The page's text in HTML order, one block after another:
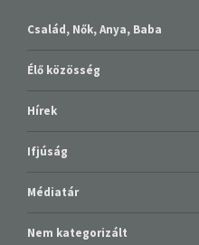
Család, Nők, Anya, Baba
Élő közösség
Hírek
Ifjúság
Médiatár
Nem kategorizált